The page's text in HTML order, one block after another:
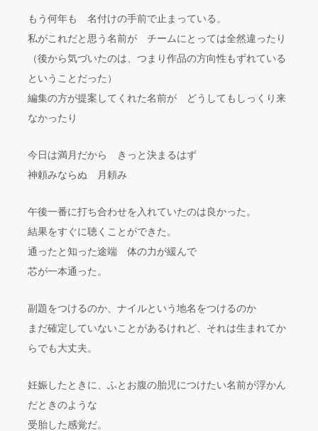
もう何年も 名付けの手前で止まっている。
私がこれだと思う名前が チームにとっては全然違ったり
（後から気づいたのは、つまり作品の方向性もずれている
ということだった）
編集の方が提案してくれた名前が どうしてもしっくり来
なかったり
今日は満月だから きっと決まるはず
神頼みならぬ 月頼み
午後一番に打ち合わせを入れていたのは良かった。
結果をすぐに聴くことができた。
通ったと知った途端 体の力が緩んで
芯が一本通った。
副題をつけるのか、ナイルという地名をつけるのか
まだ確定していないことがあるけれど、それは生まれてか
らでも大丈夫。
妊娠したときに、ふとお腹の胎児につけたい名前が浮かん
だときのような
受胎した感覚だ。